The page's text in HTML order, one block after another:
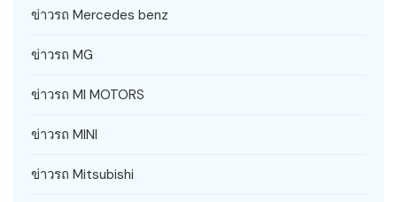
ข่าวรถ Mercedes benz
ข่าวรถ MG
ข่าวรถ MI MOTORS
ข่าวรถ MINI
ข่าวรถ Mitsubishi